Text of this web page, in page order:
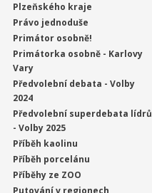
Plzeňského kraje
Právo jednoduše
Primátor osobně!
Primátorka osobně - Karlovy
Vary
Předvolební debata - Volby
2024
Předvolební superdebata lídrů
- Volby 2025
Příběh kaolinu
Příběh porcelánu
Příběhy ze ZOO